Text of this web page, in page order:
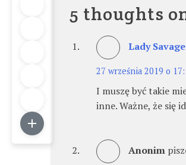
5 thoughts
Lady Savage
27 września 2019 o
I muszę być takie
inne. Ważne, że się
Anonim